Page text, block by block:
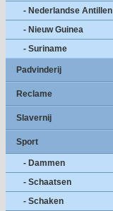
- Nederlandse Antillen
- Nieuw Guinea
- Suriname
Padvinderij
Reclame
Slavernij
Sport
- Dammen
- Schaatsen
- Schaken